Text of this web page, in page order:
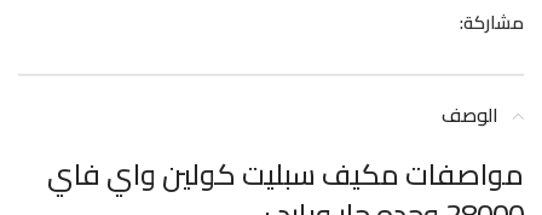
مشاركة:
الوصف
مواصفات مكيف سبليت كولين واي فاي